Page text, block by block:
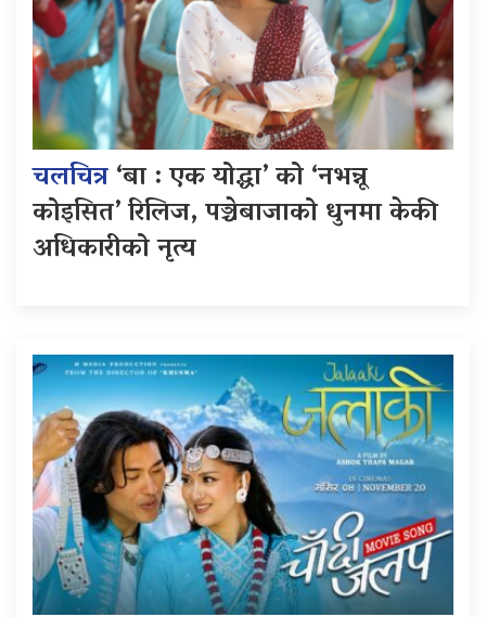
चलचित्र‘बा : एक योद्धा’ को ‘नभन्नू
कोइसित’ रिलिज, पञ्चेबाजाको धुनमा केकी
अधिकारीको नृत्य